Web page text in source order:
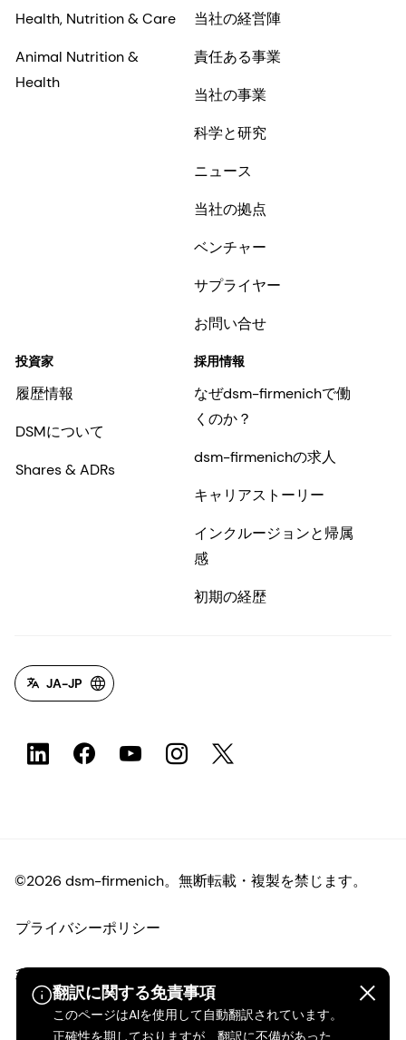
翻訳に関する免責事項
このページはAIを使用して自動翻訳されています。
正確性を期しておりますが、翻訳に不備があった
Health, Nutrition & Care
Animal Nutrition &
Health
当社の経営陣
責任ある事業
当社の事業
科学と研究
ニュース
当社の拠点
ベンチャー
サプライヤー
お問い合せ
投資家
履歴情報
DSMについて
Shares & ADRs
採用情報
なぜdsm-firmenichで働
くのか？
dsm-firmenichの求人
キャリアストーリー
インクルージョンと帰属
感
初期の経歴
JA-JP
©2026 dsm-firmenich。無断転載・複製を禁じます。
プライバシーポリシー
利用規約
ご利用条件